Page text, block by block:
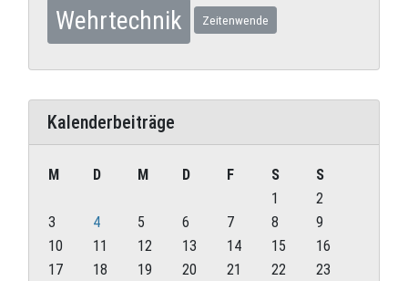
Wehrtechnik Zeitenwende
Kalenderbeiträge
M D M D F S
S
1
2
3
4 5 6 7 8
9
10
11 12 13 14 15
16
17
18 19 20 21 22
23